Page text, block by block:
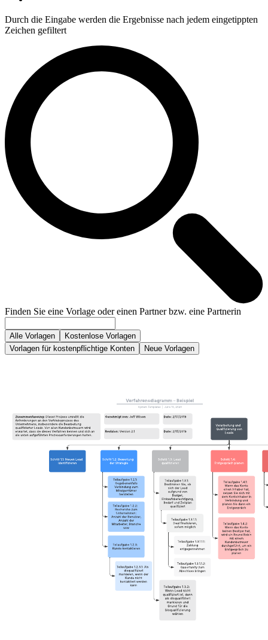
Durch die Eingabe werden die Ergebnisse nach jedem eingetippten
Zeichen gefiltert
Finden Sie eine Vorlage oder einen Partner bzw. eine Partnerin
Alle Vorlagen
Kostenlose Vorlagen
Vorlagen für kostenpflichtige Konten
Neue Vorlagen